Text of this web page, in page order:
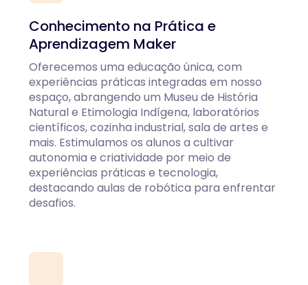
Conhecimento na Prática e
Aprendizagem Maker
Oferecemos uma educação única, com
experiências práticas integradas em nosso
espaço, abrangendo um Museu de História
Natural e Etimologia Indígena, laboratórios
científicos, cozinha industrial, sala de artes e
mais. Estimulamos os alunos a cultivar
autonomia e criatividade por meio de
experiências práticas e tecnologia,
destacando aulas de robótica para enfrentar
desafios.